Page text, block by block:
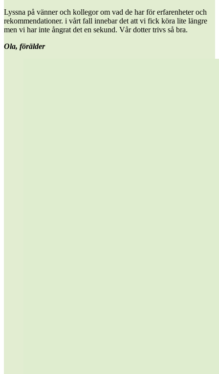
Lyssna på vänner och kollegor om vad de har för erfarenheter och
rekommendationer. i vårt fall innebar det att vi fick köra lite längre
men vi har inte ångrat det en sekund. Vår dotter trivs så bra.
Ola, förälder